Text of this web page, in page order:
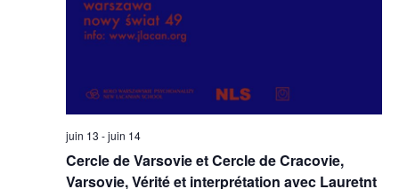
Cercle de Varsovie et Cercle de Cracovie,
Varsovie, Vérité et interprétation avec Lauretnt
juin 13 -juin 14